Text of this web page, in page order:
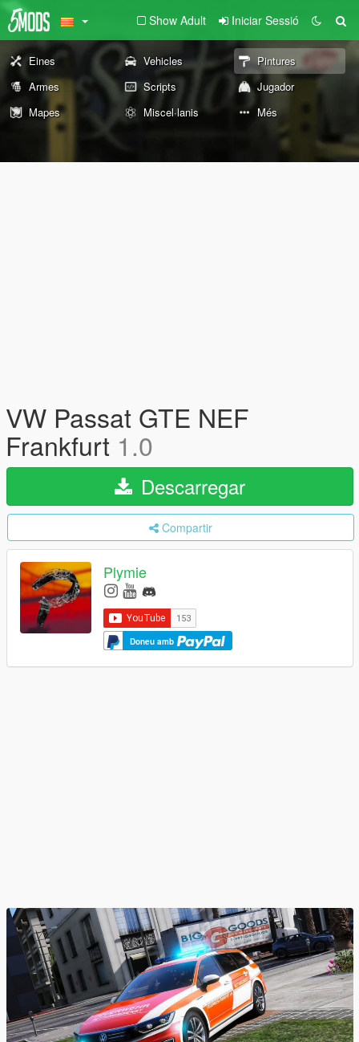
Show Adult Iniciar Sessió
Eines Vehicles
Pintures
Armes
Scripts
Jugador
Mapes
Miscel·lanis Més
VW Passat GTE NEF
Frankfurt 1.0
Descarregar
Compartir
Plymie
Doneu amb